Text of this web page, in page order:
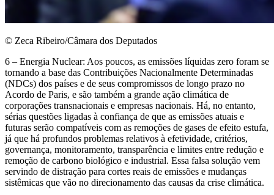
© Zeca Ribeiro/Câmara dos Deputados
6 – Energia Nuclear: Aos poucos, as emissões líquidas zero foram se
tornando a base das Contribuições Nacionalmente Determinadas
(NDCs) dos países e de seus compromissos de longo prazo no
Acordo de Paris, e são também a grande ação climática de
corporações transnacionais e empresas nacionais. Há, no entanto,
sérias questões ligadas à confiança de que as emissões atuais e
futuras serão compatíveis com as remoções de gases de efeito estufa,
já que há profundos problemas relativos à efetividade, critérios,
governança, monitoramento, transparência e limites entre redução e
remoção de carbono biológico e industrial. Essa falsa solução vem
servindo de distração para cortes reais de emissões e mudanças
sistêmicas que vão no direcionamento das causas da crise climática.